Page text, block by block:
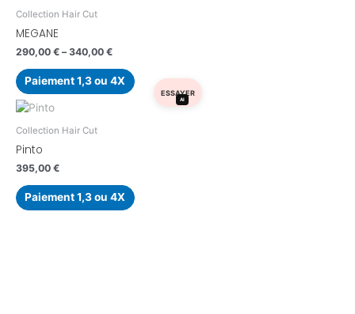
Collection Hair Cut
MEGANE
290,00 € –340,00 €
Paiement 1,3 ou 4X
AI
ESSAYER
Collection Hair Cut
Pinto
395,00 €
Paiement 1,3 ou 4X